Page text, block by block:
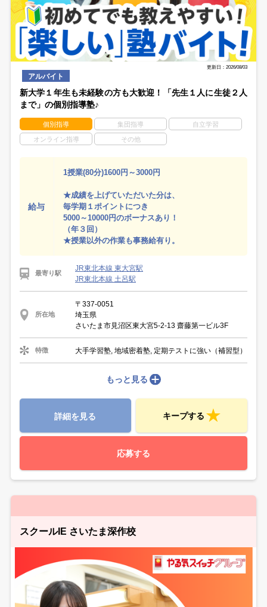
更新日：2026/08/03
アルバイト
新大学１年生も未経験の方も大歓迎！「先生１人に生徒２人
まで」の個別指導塾♪
個別指導 集団指導 自立学習
オンライン指導 その他
給与
1授業(80分)1600円～3000円
★成績を上げていただいた分は、
毎学期１ポイントにつき
5000～10000円のボーナスあり！
（年３回）
★授業以外の作業も事務給有り。
最寄り駅
JR東北本線 東大宮駅
JR東北本線 土呂駅
所在地
〒337-0051
埼玉県
さいたま市見沼区東大宮5-2-13 齋藤第一ビル3F
特徴 大手学習塾, 地域密着塾, 定期テストに強い（補習型）
もっと見る
詳細を見る キープする
応募する
スクールIE さいたま深作校